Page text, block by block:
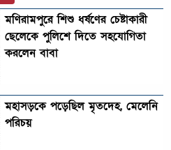
মণিরামপুরে শিশু ধর্ষণের চেষ্টাকারী
ছেলেকে পুলিশে দিতে সহযোগিতা
করলেন বাবা
মহাসড়কে পড়েছিল মৃতদেহ, মেলেনি
পরিচয়